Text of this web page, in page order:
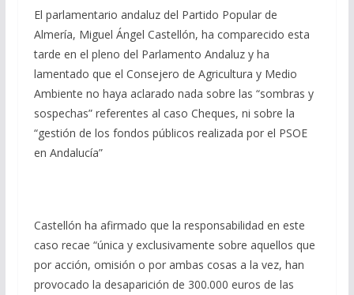
El parlamentario andaluz del Partido Popular de
Almería, Miguel Ángel Castellón, ha comparecido esta
tarde en el pleno del Parlamento Andaluz y ha
lamentado que el Consejero de Agricultura y Medio
Ambiente no haya aclarado nada sobre las “sombras y
sospechas” referentes al caso Cheques, ni sobre la
“gestión de los fondos públicos realizada por el PSOE
en Andalucía”
Castellón ha afirmado que la responsabilidad en este
caso recae “única y exclusivamente sobre aquellos que
por acción, omisión o por ambas cosas a la vez, han
provocado la desaparición de 300.000 euros de las